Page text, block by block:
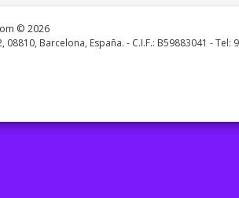
© 2026
08810, Barcelona, España. - C.I.F.: B59883041 - Tel: